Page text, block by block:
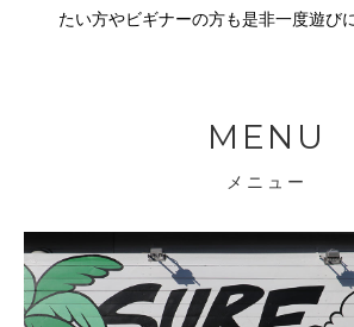
たい方やビギナーの方も是非一度遊び
MENU
メニュー